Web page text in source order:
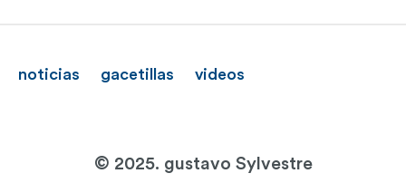
noticias gacetillas videos
© 2025. gustavo Sylvestre